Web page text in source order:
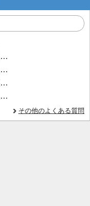
事前に国際送料を知ることはできますか？
在庫売切などで入金超過が発生した場合はいつ返金されますか？
注文送信後、他にも欲しい商品が見つかった場合、追加注文できますか？
銀行振り込みの振込先はどこに記載されていますか？
その他のよくある質問